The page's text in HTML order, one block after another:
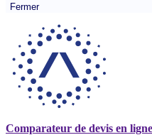
Fermer
Comparateur de devis en ligne